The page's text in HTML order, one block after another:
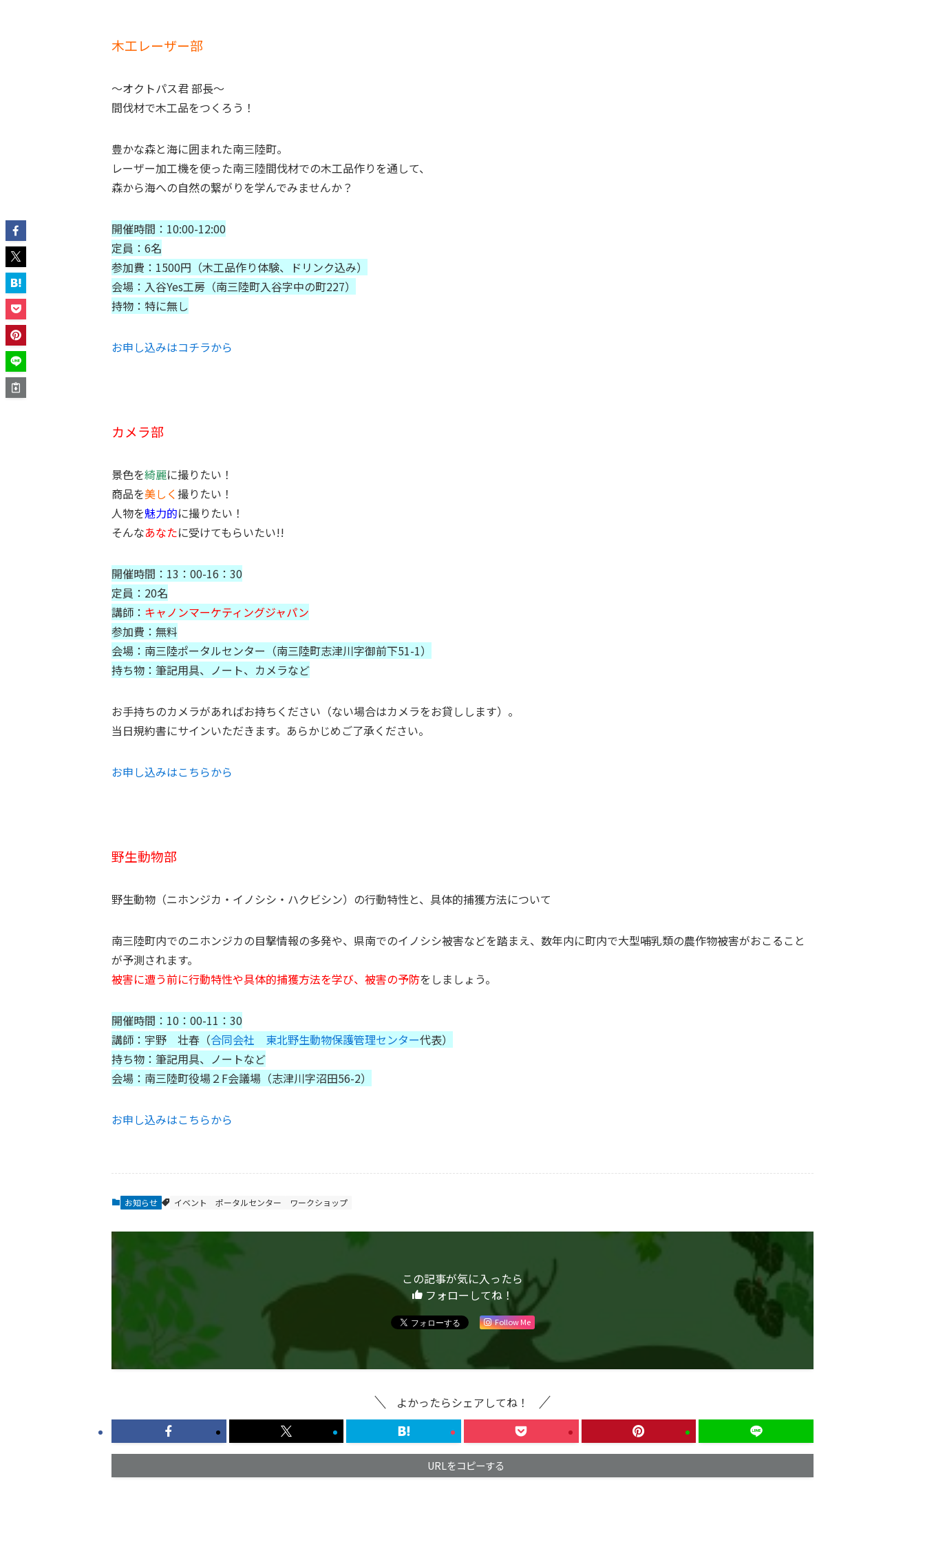
木工レーザー部
〜オクトパス君 部長〜
間伐材で木工品をつくろう！
豊かな森と海に囲まれた南三陸町。
レーザー加工機を使った南三陸間伐材での木工品作りを通して、
森から海への自然の繋がりを学んでみませんか？
開催時間：10:00-12:00
定員：6名
参加費：1500円（木工品作り体験、ドリンク込み）
会場：入谷Yes工房（南三陸町入谷字中の町227）
持物：特に無し
お申し込みはコチラから
カメラ部
景色を綺麗に撮りたい！
商品を美しく 撮りたい！
人物を魅力的に撮りたい！
そんなあなたに受けてもらいたい!!
開催時間：13：00-16：30
定員：20名
講師： キャノンマーケティングジャパン
参加費：無料
会場：南三陸ポータルセンター（南三陸町志津川字御前下51-1）
持ち物：筆記用具、ノート、カメラなど
お手持ちのカメラがあればお持ちください（ない場合はカメラをお貸しします）。
当日規約書にサインいただきます。あらかじめご了承ください。
お申し込みはこちらから
野生動物部
野生動物（ニホンジカ・イノシシ・ハクビシン）の行動特性と、具体的捕獲方法について
南三陸町内でのニホンジカの目撃情報の多発や、県南でのイノシシ被害などを踏まえ、数年内に町内で大型哺乳類の農作物被害がおこること
が予測されます。
被害に遭う前に行動特性や具体的捕獲方法を学び、被害の予防をしましょう。
開催時間：10：00-11：30
講師：宇野 壮春（合同会社 東北野生動物保護管理センター代表）
持ち物：筆記用具、ノートなど
会場：南三陸町役場２F会議場（志津川字沼田56-2）
お申し込みはこちらから
お知らせ イベント ポータルセンター ワークショップ
この記事が気に入ったら
フォローしてね！
Follow Me
よかったらシェアしてね！
URLをコピーする